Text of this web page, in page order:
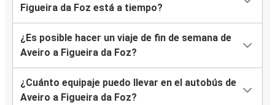
Figueira da Foz está a tiempo?
¿Es posible hacer un viaje de fin de semana de
Aveiro a Figueira da Foz?
¿Cuánto equipaje puedo llevar en el autobús de
Aveiro a Figueira da Foz?